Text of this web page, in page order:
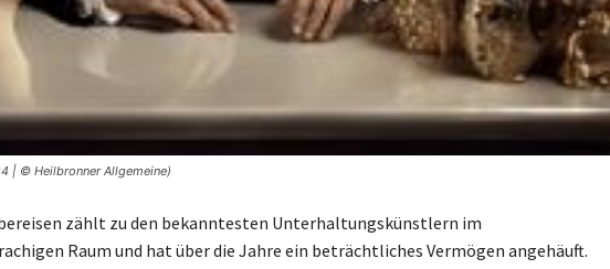
| © Heilbronner Allgemeine)
zählt zu den bekanntesten Unterhaltungskünstlern im
Raum und hat über die Jahre ein beträchtliches Vermögen angehäuft.